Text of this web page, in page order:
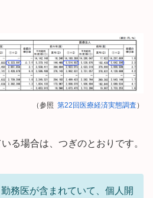
（参照 第22回医療経済実態調査 ）
る場合は、つぎのとおりです。
務医が含まれていて、個人開